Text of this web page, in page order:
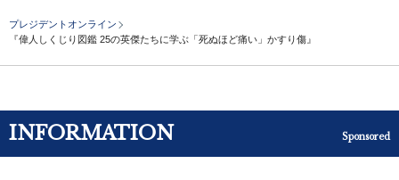
プレジデントオンライン
『偉人しくじり図鑑 25の英傑たちに学ぶ「死ぬほど痛い」かすり傷』
INFORMATION Sponsored